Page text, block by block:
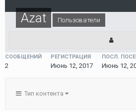
Azat Пользователи
СООБЩЕНИЙ
2
РЕГИСТРАЦИЯ
Июнь 12, 2017
ПОСЛ.
Июнь 12,
Тип контента